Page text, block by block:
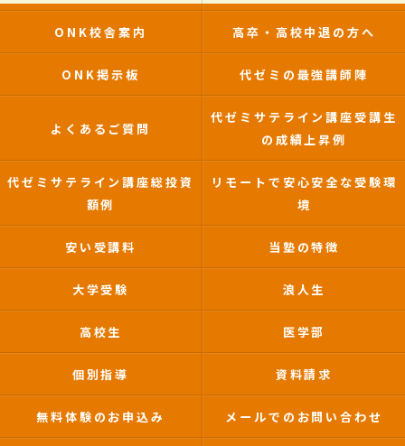
ONK校舎案内 高卒・高校中退の方へ
ONK掲示板 代ゼミの最強講師陣
よくあるご質問
代ゼミサテライン講座受講生
の成績上昇例
代ゼミサテライン講座総投資
額例
リモートで安心安全な受験環
境
安い受講料 当塾の特徴
大学受験 浪人生
高校生 医学部
個別指導 資料請求
無料体験のお申込み メールでのお問い合わせ